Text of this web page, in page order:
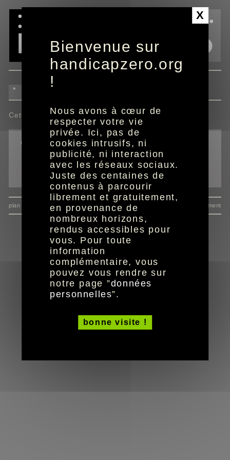
Cette actualité n'est pas disponible.
outils
imprimer la page
envoyer à un ami
plan du site données personnelles consentement
réalisation aYaline
X
Bienvenue sur
handicapzero.org
!
Nous avons à cœur de
respecter votre vie
privée. Ici, pas de
cookies intrusifs, ni
publicité, ni interaction
avec les réseaux sociaux.
Juste des centaines de
contenus à parcourir
librement et gratuitement,
en provenance de
nombreux horizons,
rendus accessibles pour
vous. Pour toute
information
complémentaire, vous
pouvez vous rendre sur
notre page ”données
personnelles”.
bonne visite !